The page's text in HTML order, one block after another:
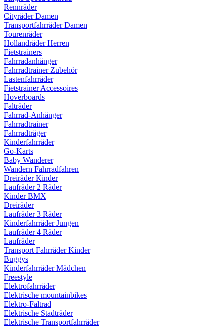
Rennräder
Cityräder Damen
Transportfahrräder Damen
Tourenräder
Hollandräder Herren
Fietstrainers
Fahrradanhänger
Fahrradtrainer Zubehör
Lastenfahrräder
Fietstrainer Accessoires
Hoverboards
Falträder
Fahrrad-Anhänger
Fahrradtrainer
Fahrradträger
Kinderfahrräder
Go-Karts
Baby Wanderer
Wandern Fahrradfahren
Dreiräder Kinder
Laufräder 2 Räder
Kinder BMX
Dreiräder
Laufräder 3 Räder
Kinderfahrräder Jungen
Laufräder 4 Räder
Laufräder
Transport Fahrräder Kinder
Buggys
Kinderfahrräder Mädchen
Freestyle
Elektrofahrräder
Elektrische mountainbikes
Elektro-Faltrad
Elektrische Stadträder
Elektrische Transportfahrräder